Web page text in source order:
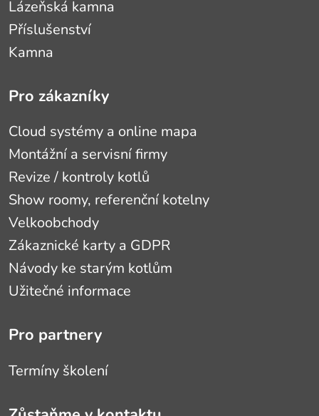
Lázeňská kamna
Příslušenství
Kamna
Pro zákazníky
Cloud systémy a online mapa
Montážní a servisní firmy
Revize / kontroly kotlů
Show roomy, referenční kotelny
Velkoobchody
Zákaznické karty a GDPR
Návody ke starým kotlům
Užitečné informace
Pro partnery
Termíny školení